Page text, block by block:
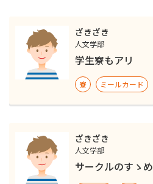
ざきざき
人文学部
学生寮もアリ
寮 ミールカード
ざきざき
人文学部
サークルのすゝめ